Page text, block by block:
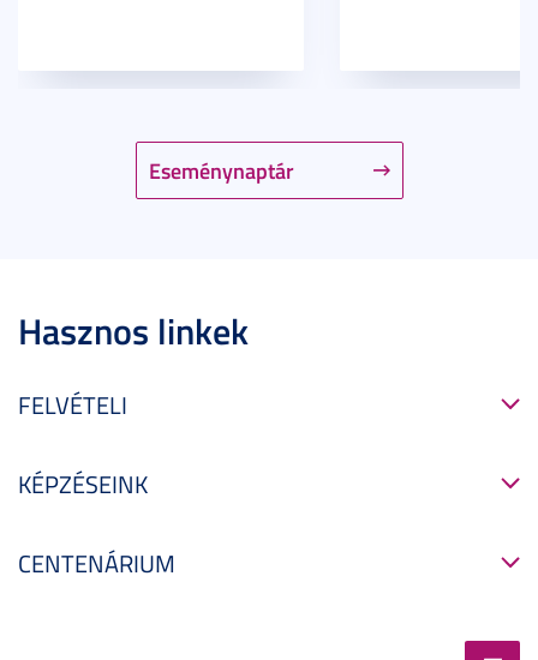
Eseménynaptár
Hasznos linkek
FELVÉTELI
KÉPZÉSEINK
CENTENÁRIUM